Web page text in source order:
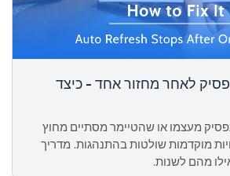
לאחר מחזור אחד - כיצד
מעצמו או שהטיימר מסתיים מחוץ
מוקדמות שולטות בהתנהגות. מדריך
מהם לשנות.